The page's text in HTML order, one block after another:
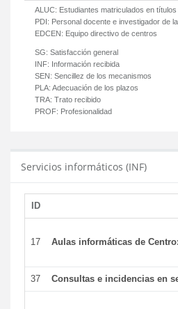
ALUC: Estudiantes matriculados en
PDI: Personal docente e investigador de
EDCEN: Equipo directivo de centros
SG: Satisfacción general
INF: Información recibida
SEN: Sencillez de los mecanismos
PLA: Adecuación de los plazos
TRA: Trato recibido
PROF: Profesionalidad
Servicios informáticos (INF)
ID
17 Aulas informáticas de
37 Consultas e incidencias en